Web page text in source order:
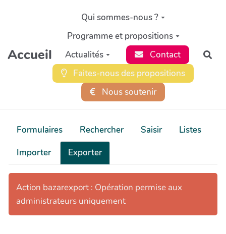
Aller au contenu principal
Accueil
Qui sommes-nous ?
Programme et propositions
Actualités
Contact
Faites-nous des propositions
Nous soutenir
Formulaires Rechercher Saisir
Listes
Importer
Exporter
Action bazarexport : Opération permise aux
administrateurs uniquement